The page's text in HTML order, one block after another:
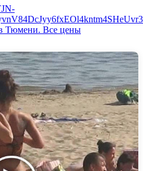
Тюмени. Все цены